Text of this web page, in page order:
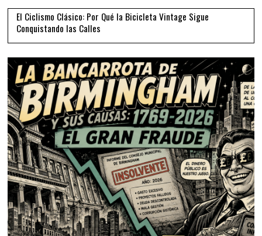
El Ciclismo Clásico: Por Qué la Bicicleta Vintage Sigue
Conquistando las Calles